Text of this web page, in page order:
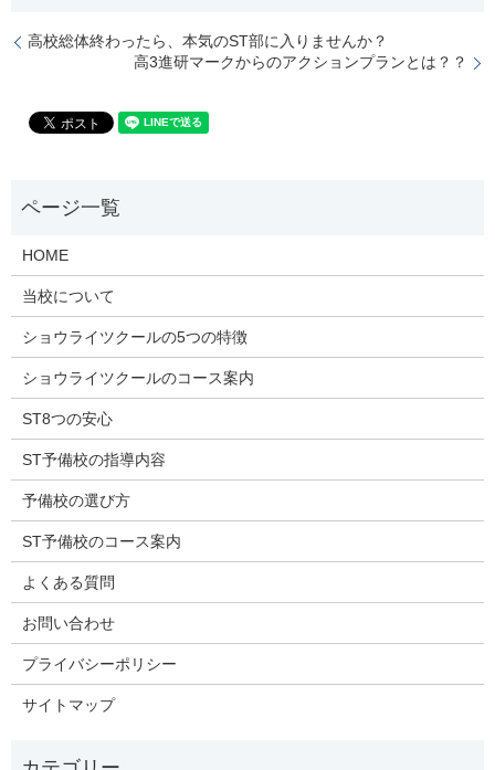
高校総体終わったら、本気のST部に入りませんか？
高3進研マークからのアクションプランとは？？
HOME
当校について
ショウライツクールの5つの特徴
ショウライツクールのコース案内
ST8つの安心
ST予備校の指導内容
予備校の選び方
ST予備校のコース案内
よくある質問
お問い合わせ
プライバシーポリシー
サイトマップ